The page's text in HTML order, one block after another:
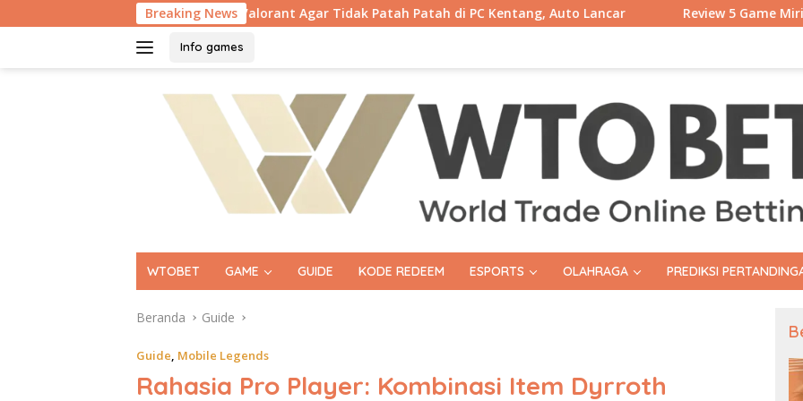
ke
Breaking News
Settingan Valorant Agar Tidak Patah Patah di PC Kentang, Auto Lancar Review 5 Game Mirip Disco Elysium
Info games
WTOBET GAME GUIDE KODE REDEEM ESPORTS OLAHRAGA PREDIKSI
Beranda Guide
Guide, Mobile Legends
Rahasia Pro Player: Kombinasi Item Dyrroth